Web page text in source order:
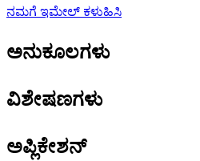
ನಮಗೆ ಇಮೇಲ್ ಕಳುಹಿಸಿ
ಅನುಕೂಲಗಳು
ವಿಶೇಷಣಗಳು
ಅಪ್ಲಿಕೇಶನ್